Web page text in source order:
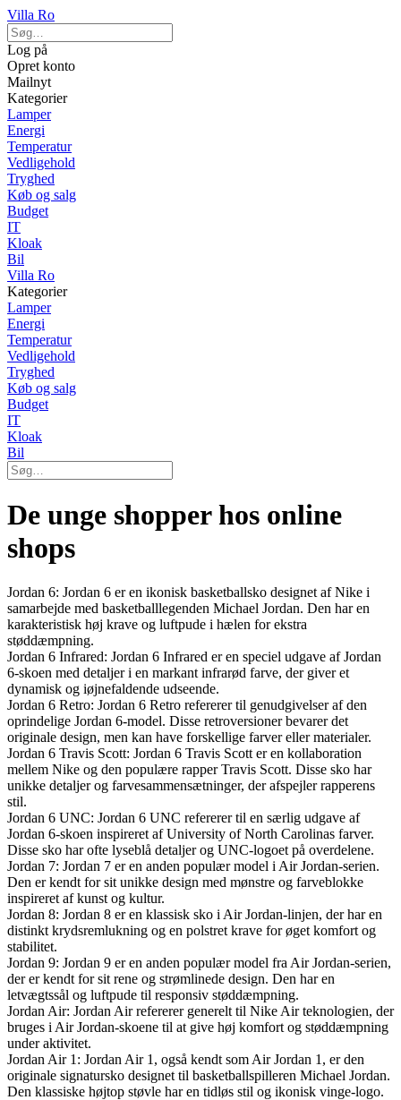
Villa Ro
Log på
Opret konto
Mailnyt
Kategorier
Lamper
Energi
Temperatur
Vedligehold
Tryghed
Køb og salg
Budget
IT
Kloak
Bil
Villa Ro
Kategorier
Lamper
Energi
Temperatur
Vedligehold
Tryghed
Køb og salg
Budget
IT
Kloak
Bil
De unge shopper hos online
shops
Jordan 6: Jordan 6 er en ikonisk basketballsko designet af Nike i
samarbejde med basketballlegenden Michael Jordan. Den har en
karakteristisk høj krave og luftpude i hælen for ekstra
støddæmpning.
Jordan 6 Infrared: Jordan 6 Infrared er en speciel udgave af Jordan
6-skoen med detaljer i en markant infrarød farve, der giver et
dynamisk og iøjnefaldende udseende.
Jordan 6 Retro: Jordan 6 Retro refererer til genudgivelser af den
oprindelige Jordan 6-model. Disse retroversioner bevarer det
originale design, men kan have forskellige farver eller materialer.
Jordan 6 Travis Scott: Jordan 6 Travis Scott er en kollaboration
mellem Nike og den populære rapper Travis Scott. Disse sko har
unikke detaljer og farvesammensætninger, der afspejler rapperens
stil.
Jordan 6 UNC: Jordan 6 UNC refererer til en særlig udgave af
Jordan 6-skoen inspireret af University of North Carolinas farver.
Disse sko har ofte lyseblå detaljer og UNC-logoet på overdelene.
Jordan 7: Jordan 7 er en anden populær model i Air Jordan-serien.
Den er kendt for sit unikke design med mønstre og farveblokke
inspireret af kunst og kultur.
Jordan 8: Jordan 8 er en klassisk sko i Air Jordan-linjen, der har en
distinkt krydsremlukning og en polstret krave for øget komfort og
stabilitet.
Jordan 9: Jordan 9 er en anden populær model fra Air Jordan-serien,
der er kendt for sit rene og strømlinede design. Den har en
letvægtssål og luftpude til responsiv støddæmpning.
Jordan Air: Jordan Air refererer generelt til Nike Air teknologien, der
bruges i Air Jordan-skoene til at give høj komfort og støddæmpning
under aktivitet.
Jordan Air 1: Jordan Air 1, også kendt som Air Jordan 1, er den
originale signatursko designet til basketballspilleren Michael Jordan.
Den klassiske højtop støvle har en tidløs stil og ikonisk vinge-logo.